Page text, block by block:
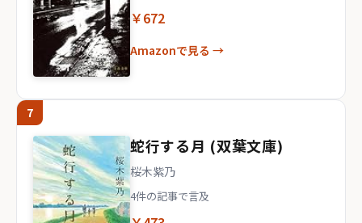
￥672
Amazonで見る →
7
蛇行する月 (双葉文庫)
桜木紫乃
4件の記事で言及